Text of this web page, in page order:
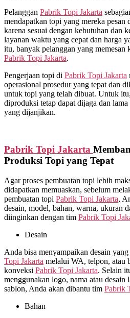
Pelanggan Pabrik Topi Jakarta
mendapatkan topi yang mereka pesan
karena sesuai dengan kebutuhan dan
layanan waktu yang cepat dan harga
itu, banyak pelanggan yang
Pabrik Topi Jakarta.
Pengerjaan topi di Pabrik Topi Jakarta
operasional prosedur yang tepat dan
untuk topi yang telah dibuat. Untuk
diproduksi tetap dapat dijaga dan
yang dijanjikan.
Pabrik Topi Jakarta
Produksi Topi yang Tepat
Agar proses pembuatan topi lebih
didapatkan memuaskan, sebelum
pembuatan topi Pabrik Topi Jakarta,
desain, model, bahan, warna, ukuran
diinginkan dengan tim Pabrik Topi
Desain
Anda bisa menyampaikan desain
Topi Jakarta melalui WA, telpon, atau
konveksi Pabrik Topi Jakarta. Selain
menggunakan logo, nama atau desain
sablon, Anda akan dibantu tim Pabrik
Bahan